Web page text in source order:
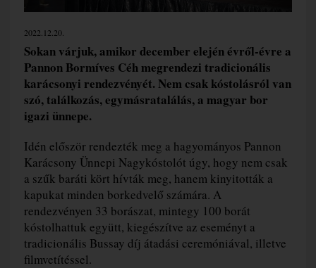
2022.12.20.
Sokan várjuk, amikor december elején évről-évre a
Pannon Bormíves Céh megrendezi tradicionális
karácsonyi rendezvényét. Nem csak kóstolásról van
szó, találkozás, egymásratalálás, a magyar bor
igazi ünnepe.
Idén először rendezték meg a hagyományos Pannon
Karácsony Ünnepi Nagykóstolót úgy, hogy nem csak
a szűk baráti kört hívták meg, hanem kinyitották a
kapukat minden borkedvelő számára. A
rendezvényen 33 borászat, mintegy 100 borát
kóstolhattuk együtt, kiegészítve az eseményt a
tradicionális Bussay díj átadási ceremóniával, illetve
filmvetítéssel.